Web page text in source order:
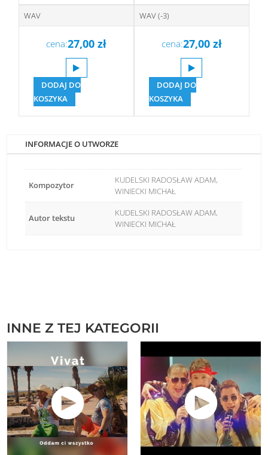
WAV
cena:27,00zł
DODAJ DO
KOSZYKA
WAV (-3)
cena:27,00 zł
DODAJ DO
KOSZYKA
INFORMACJE O UTWORZE
Kompozytor
KUDELSKI RADOSŁAW ADAM,
WINIECKI MICHAŁ
Autor tekstu
KUDELSKI RADOSŁAW ADAM,
WINIECKI MICHAŁ
INNE Z TEJ KATEGORII